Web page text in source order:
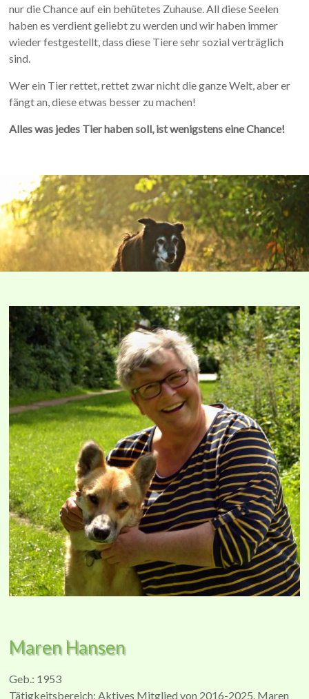
nur die Chance auf ein behütetes Zuhause. All diese Seelen
haben es verdient geliebt zu werden und wir haben immer
wieder festgestellt, dass diese Tiere sehr sozial verträglich
sind.
Wer ein Tier rettet, rettet zwar nicht die ganze Welt, aber er
fängt an, diese etwas besser zu machen!
Alles was jedes Tier haben soll, ist wenigstens eine Chance!
Maren Hansen
Geb.: 1953
Tätigkeitsbereich: Aktives Mitglied von 2016-2025. Maren